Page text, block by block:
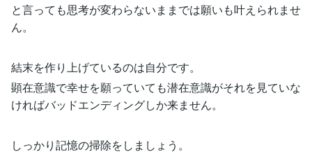
と言っても思考が変わらないままでは願いも叶えられませ
ん。
結末を作り上げているのは自分です。
顕在意識で幸せを願っていても潜在意識がそれを見ていな
ければバッドエンディングしか来ません。
しっかり記憶の掃除をしましょう。